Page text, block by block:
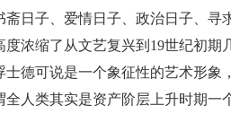
日子、爱情日子、政治日子、寻
浓缩了从文艺复兴到19世纪初期
德可说是一个象征性的艺术形象
人类其实是资产阶层上升时期一